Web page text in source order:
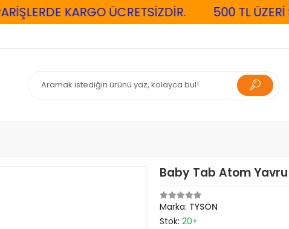
KARGO ÜCRETSİZDİR. 500 TL ÜZERİ
Baby Tab Atom
Marka: TYSON
Stok: 20+